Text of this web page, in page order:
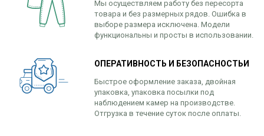
Мы осуществляем работу без пересорта
товара и без размерных рядов. Ошибка в
выборе размера исключена. Модели
функциональны и просты в использовании.
ОПЕРАТИВНОСТЬ И БЕЗОПАСНОСТЬИ
Быстрое оформление заказа, двойная
упаковка, упаковка посылки под
наблюдением камер на производстве.
Отгрузка в течение суток после оплаты.